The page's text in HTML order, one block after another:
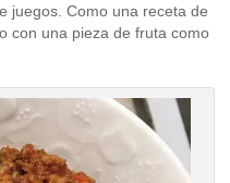
juegos. Como una receta de
con una pieza de fruta como